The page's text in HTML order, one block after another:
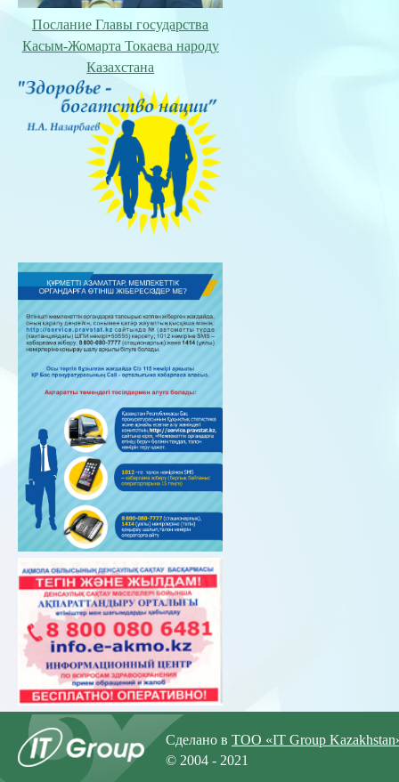
Послание Главы государства
Касым-Жомарта Токаева народу
Казахстана
Сделано в ТОО «IT Group
© 2004 - 2021